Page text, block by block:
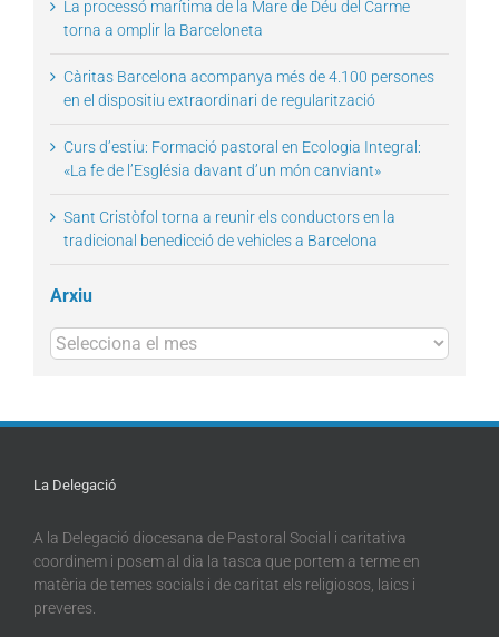
La processó marítima de la Mare de Déu del Carme
torna a omplir la Barceloneta
Càritas Barcelona acompanya més de 4.100 persones
en el dispositiu extraordinari de regularització
Curs d’estiu: Formació pastoral en Ecologia Integral:
«La fe de l’Església davant d’un món canviant»
Sant Cristòfol torna a reunir els conductors en la
tradicional benedicció de vehicles a Barcelona
Arxiu
Arxius
La Delegació
A la Delegació diocesana de Pastoral Social i caritativa
coordinem i posem al dia la tasca que portem a terme en
matèria de temes socials i de caritat els religiosos, laics i
preveres.